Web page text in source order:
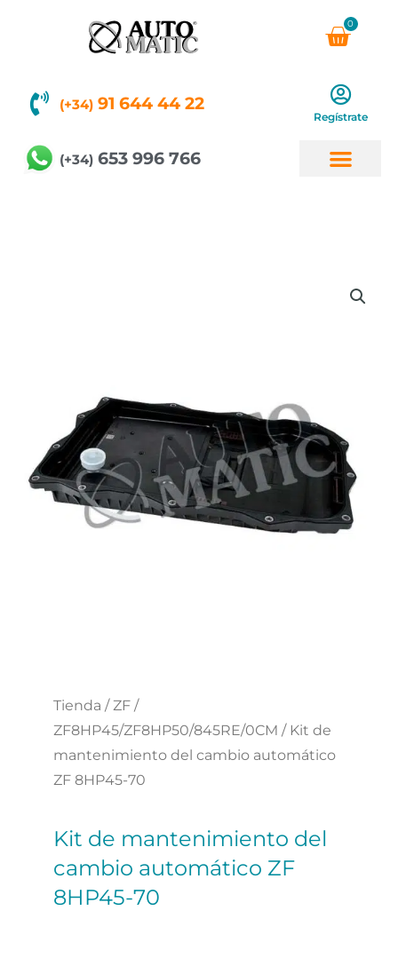
0
(+34) 91 644 44 22
Regístrate
(+34) 653 996 766
Tienda / ZF /
ZF8HP45/ZF8HP50/845RE/0CM / Kit de
mantenimiento del cambio automático
ZF 8HP45-70
Kit de mantenimiento del
cambio automático ZF
8HP45-70